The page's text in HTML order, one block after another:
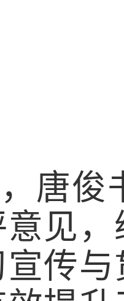
唐俊
意见
宣传